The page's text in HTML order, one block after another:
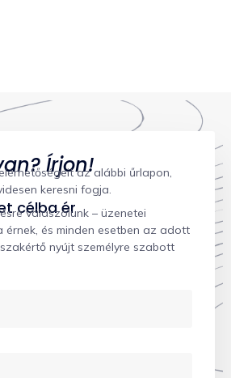
Írjon!az alábbi űrlapon,
keresni fogja.
célba ér
válaszolunk – üzenetei
érnek, és minden esetben az adott
nyújt személyre szabott